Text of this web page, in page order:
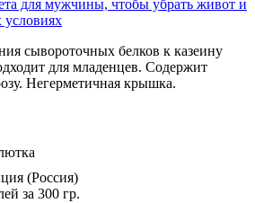
для мужчины, чтобы убрать живот и
сывороточных белков к казеину
для младенцев. Содержит
Негерметичная крышка.
(Россия)
за 300 гр.